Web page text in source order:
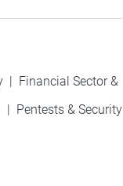
Financial Sector &
Pentests & Security